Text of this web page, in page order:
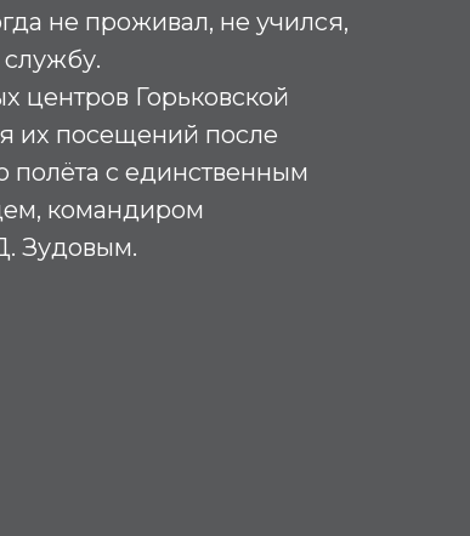
не проживал, не учился,
центров Горьковской
их посещений после
полёта с единственным
командиром
Зудовым.